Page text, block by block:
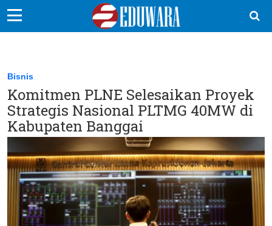
Sekolah Kita
Vokasi
Kampus
Idea
Sains
EduDana
Bisnis
Komitmen PLNE Selesaikan Proyek
Strategis Nasional PLTMG 40MW di
Kabupaten Banggai